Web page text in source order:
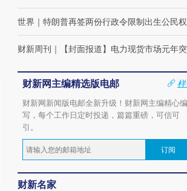
世界 ｜ 特朗普再签两份行政令限制出生公民权
财新周刊 ｜ 【封面报道】电力现货市场元年
财新网主编精选版电邮
财新网新闻版电邮全新升级！财新网主编精心编
写，每个工作日定时投递，篇篇重磅，可信可
引。
订阅
财新名家